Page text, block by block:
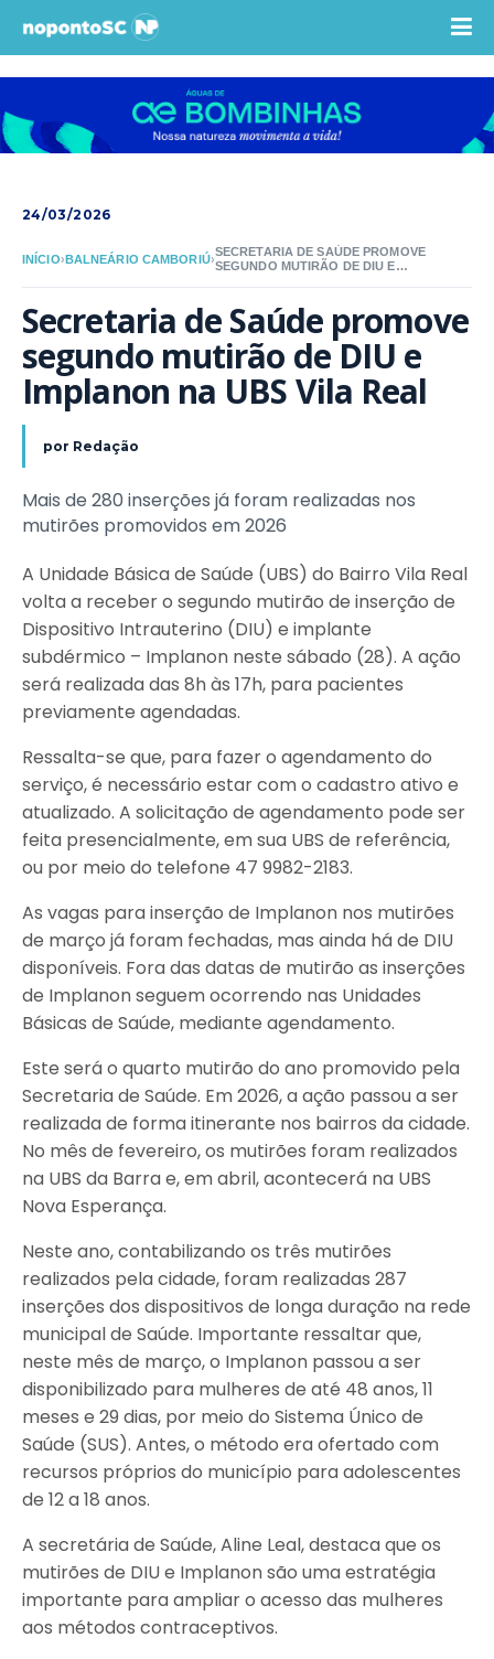
24/03/2026
INÍCIO›BALNEÁRIO CAMBORIÚ›
SECRETARIA DE SAÚDE PROMOVE
SEGUNDO MUTIRÃO DE DIU E
Secretaria de Saúde promove
segundo mutirão de DIU e
Implanon na UBS Vila Real
por Redação
Mais de 280 inserções já foram realizadas nos
mutirões promovidos em 2026
A Unidade Básica de Saúde (UBS) do Bairro Vila Real
volta a receber o segundo mutirão de inserção de
Dispositivo Intrauterino (DIU) e implante
subdérmico – Implanon neste sábado (28). A ação
será realizada das 8h às 17h, para pacientes
previamente agendadas.
Ressalta-se que, para fazer o agendamento do
serviço, é necessário estar com o cadastro ativo e
atualizado. A solicitação de agendamento pode ser
feita presencialmente, em sua UBS de referência,
ou por meio do telefone 47 9982-2183.
As vagas para inserção de Implanon nos mutirões
de março já foram fechadas, mas ainda há de DIU
disponíveis. Fora das datas de mutirão as inserções
de Implanon seguem ocorrendo nas Unidades
Básicas de Saúde, mediante agendamento.
Este será o quarto mutirão do ano promovido pela
Secretaria de Saúde. Em 2026, a ação passou a ser
realizada de forma itinerante nos bairros da cidade.
No mês de fevereiro, os mutirões foram realizados
na UBS da Barra e, em abril, acontecerá na UBS
Nova Esperança.
Neste ano, contabilizando os três mutirões
realizados pela cidade, foram realizadas 287
inserções dos dispositivos de longa duração na rede
municipal de Saúde. Importante ressaltar que,
neste mês de março, o Implanon passou a ser
disponibilizado para mulheres de até 48 anos, 11
meses e 29 dias, por meio do Sistema Único de
Saúde (SUS). Antes, o método era ofertado com
recursos próprios do município para adolescentes
de 12 a 18 anos.
A secretária de Saúde, Aline Leal, destaca que os
mutirões de DIU e Implanon são uma estratégia
importante para ampliar o acesso das mulheres
aos métodos contraceptivos.